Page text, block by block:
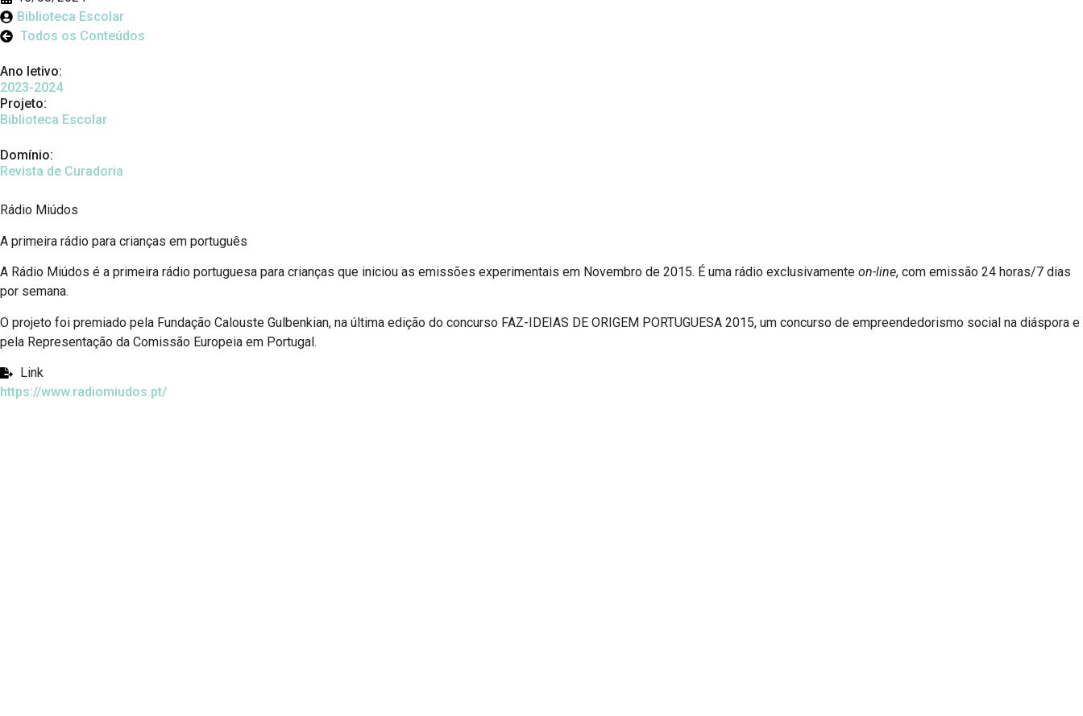
Biblioteca Escolar
Todos os Conteúdos
Ano letivo:
2023-2024
Projeto:
Biblioteca Escolar
Domínio:
Revista de Curadoria
Rádio Miúdos
A primeira rádio para crianças em português
A Rádio Miúdos é a primeira rádio portuguesa para crianças que iniciou as emissões experimentais em Novembro de 2015. É uma rádio exclusivamente on-line, com emissão 24 horas/7 dias
por semana.
O projeto foi premiado pela Fundação Calouste Gulbenkian, na última edição do concurso FAZ-IDEIAS DE ORIGEM PORTUGUESA 2015, um concurso de empreendedorismo social na diáspora e
pela Representação da Comissão Europeia em Portugal.
Link
https://www.radiomiudos.pt/